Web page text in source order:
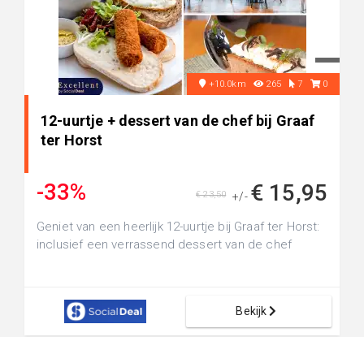
+10.0km 265 7 0
12-uurtje + dessert van de chef bij Graaf
ter Horst
-33% +/- € 15,95
€ 23,50
Geniet van een heerlijk 12-uurtje bij Graaf ter Horst:
inclusief een verrassend dessert van de chef
Bekijk